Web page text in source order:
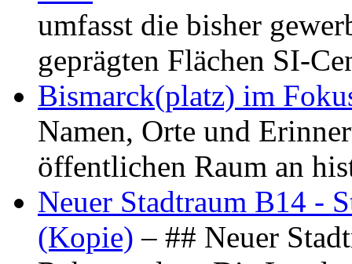
umfasst die bisher
geprägten Flächen SI-
Bismarck(platz) im
Namen, Orte und
öffentlichen Raum an
Neuer Stadtraum B14 -
(Kopie) – ## Neuer